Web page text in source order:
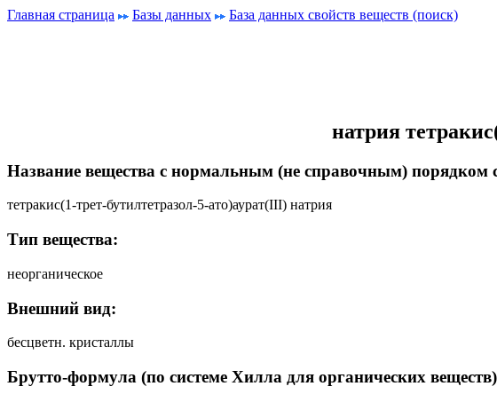
Главная страница Базы данных База данных свойств веществ (поиск)
натрия
Название вещества с нормальным (не справочным) порядком
тетракис(1-трет-бутилтетразол-5-ато)аурат(III) натрия
Тип вещества:
неорганическое
Внешний вид:
бесцветн. кристаллы
Брутто-формула (по системе Хилла для органических